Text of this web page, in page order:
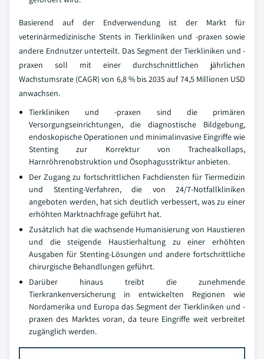
Basierend auf der Endverwendung ist der Markt für
veterinärmedizinische Stents in Tierkliniken und -praxen sowie
andere Endnutzer unterteilt. Das Segment der Tierkliniken und -
praxen soll mit einer durchschnittlichen jährlichen
Wachstumsrate (CAGR) von 6,8 % bis 2035 auf 74,5 Millionen USD
anwachsen.
Tierkliniken und -praxen sind die primären
Versorgungseinrichtungen, die diagnostische Bildgebung,
endoskopische Operationen und minimalinvasive Eingriffe wie
Stenting zur Korrektur von Trachealkollaps,
Harnröhrenobstruktion und Ösophagusstriktur anbieten.
Der Zugang zu fortschrittlichen Fachdiensten für Tiermedizin
und Stenting-Verfahren, die von 24/7-Notfallkliniken
angeboten werden, hat sich deutlich verbessert, was zu einer
erhöhten Marktnachfrage geführt hat.
Zusätzlich hat die wachsende Humanisierung von Haustieren
und die steigende Haustierhaltung zu einer erhöhten
Ausgaben für Stenting-Lösungen und andere fortschrittliche
chirurgische Behandlungen geführt.
Darüber hinaus treibt die zunehmende
Tierkrankenversicherung in entwickelten Regionen wie
Nordamerika und Europa das Segment der Tierkliniken und -
praxen des Marktes voran, da teure Eingriffe weit verbreitet
zugänglich werden.